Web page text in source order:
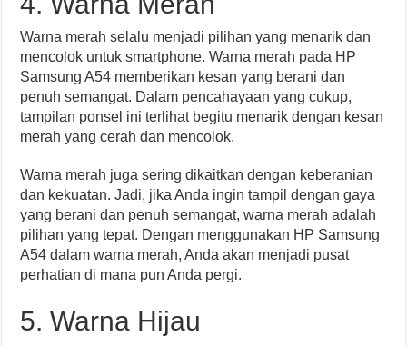
Warna merah selalu menjadi pilihan yang menarik dan
mencolok untuk smartphone. Warna merah pada HP
Samsung A54 memberikan kesan yang berani dan
penuh semangat. Dalam pencahayaan yang cukup,
tampilan ponsel ini terlihat begitu menarik dengan kesan
merah yang cerah dan mencolok.
Warna merah juga sering dikaitkan dengan keberanian
dan kekuatan. Jadi, jika Anda ingin tampil dengan gaya
yang berani dan penuh semangat, warna merah adalah
pilihan yang tepat. Dengan menggunakan HP Samsung
A54 dalam warna merah, Anda akan menjadi pusat
perhatian di mana pun Anda pergi.
5. Warna Hijau